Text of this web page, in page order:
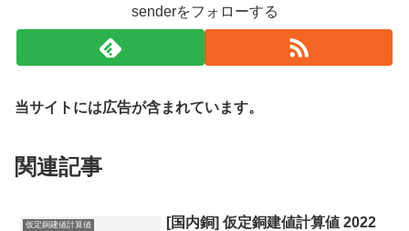
senderをフォローする
当サイトには広告が含まれています。
関連記事
仮定銅建値計算値
[国内銅] 仮定銅建値計算値 2022